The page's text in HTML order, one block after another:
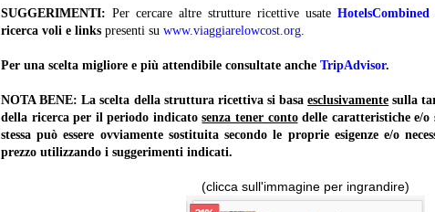
SUGGERIMENTI: Per cercare altre strutture ricettive usate HotelsCombined
ricerca voli e links presenti su www.viaggiarelowcost.org.
Per una scelta migliore e più attendibile consultate anche TripAdvisor.
NOTA BENE: La scelta della struttura ricettiva si basaesclusivamente sulla
della ricerca per il periodo indicatosenza tener contodelle caratteristiche e/o
stessa può essere ovviamente sostituita secondo le proprie esigenze e/o
prezzo utilizzando i suggerimenti indicati.
(clicca sull'immagine per ingrandire)